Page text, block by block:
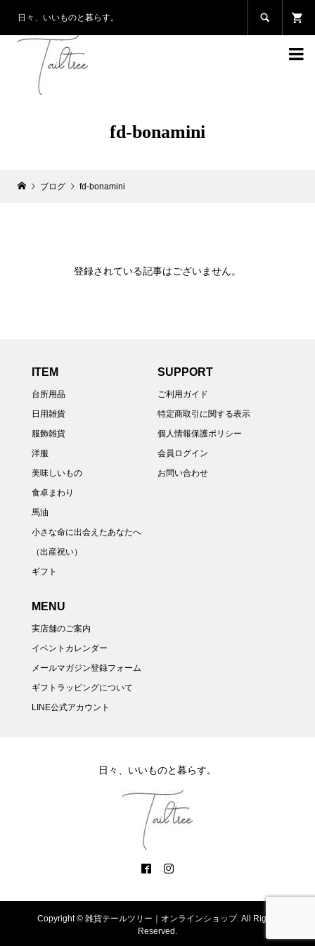
日々、いいものと暮らす。 

fd-bonamini
ブログ fd-bonamini
登録されている記事はございません。
ITEM
台所用品
日用雑貨
服飾雑貨
洋服
美味しいもの
食卓まわり
馬油
小さな命に出会えたあなたへ
（出産祝い）
ギフト
SUPPORT
ご利用ガイド
特定商取引に関する表示
個人情報保護ポリシー
会員ログイン
お問い合わせ
MENU
実店舗のご案内
イベントカレンダー
メールマガジン登録フォーム
ギフトラッピングについて
LINE公式アカウント
日々、いいものと暮らす。
Copyright © 雑貨テールツリー｜オンラインショップ. All Rights
Reserved.